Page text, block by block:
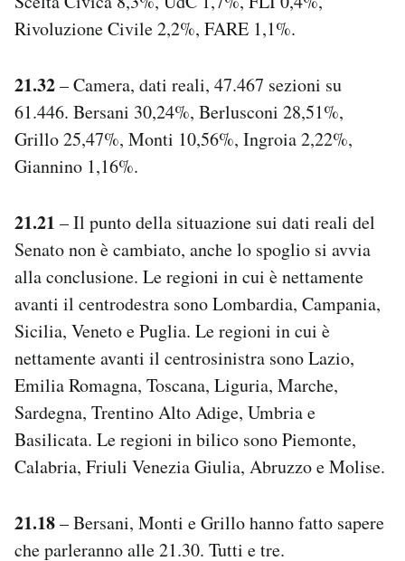
Rivoluzione Civile 2,2%, FARE 1,1%.
21.32– Camera, dati reali, 47.467 sezioni su
61.446. Bersani 30,24%, Berlusconi 28,51%,
Grillo 25,47%, Monti 10,56%, Ingroia 2,22%,
Giannino 1,16%.
21.21 – Il punto della situazione sui dati reali del
Senato non è cambiato, anche lo spoglio si avvia
alla conclusione. Le regioni in cui è nettamente
avanti il centrodestra sono Lombardia, Campania,
Sicilia, Veneto e Puglia. Le regioni in cui è
nettamente avanti il centrosinistra sono Lazio,
Emilia Romagna, Toscana, Liguria, Marche,
Sardegna, Trentino Alto Adige, Umbria e
Basilicata. Le regioni in bilico sono Piemonte,
Calabria, Friuli Venezia Giulia, Abruzzo e Molise.
21.18– Bersani, Monti e Grillo hanno fatto sapere
che parleranno alle 21.30. Tutti e tre.